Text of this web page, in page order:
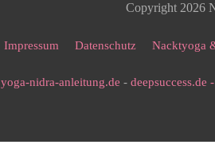
Copyright 2026
Impressum Datenschutz Nacktyoga
yoga-nidra-anleitung.de -